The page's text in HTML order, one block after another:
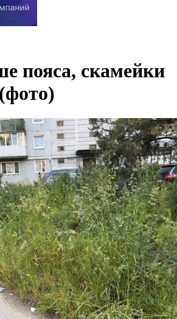
пояса, скамейки